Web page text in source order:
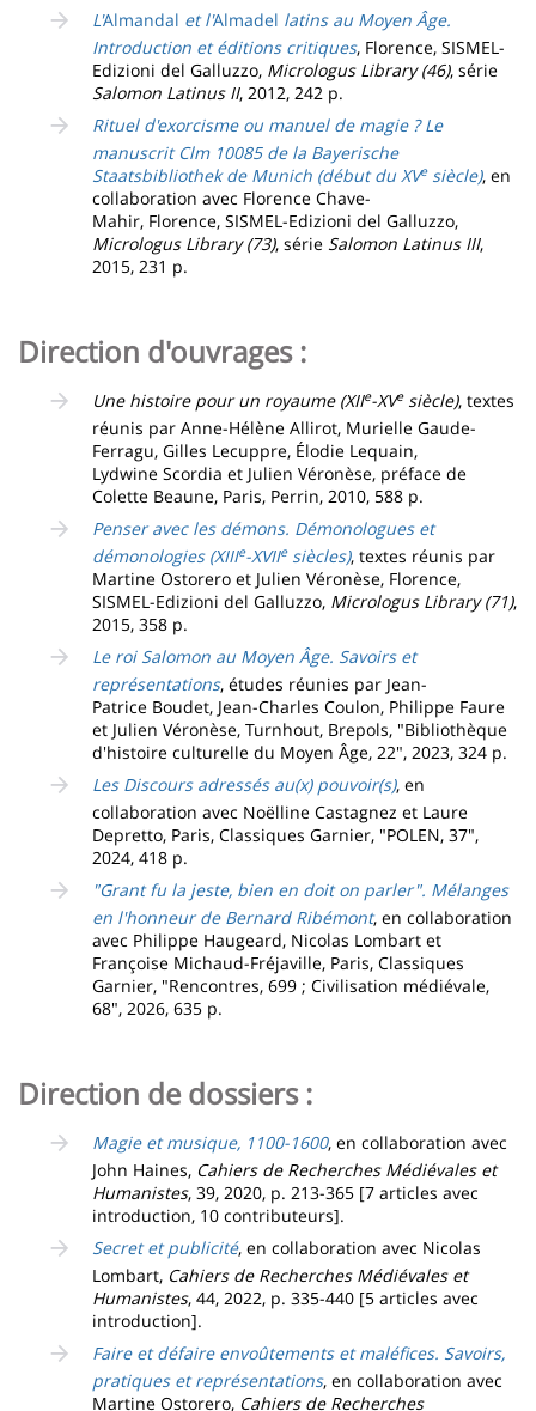
L' Almandal et l'Almadel latins au Moyen Âge.
Introduction et éditions critiques, Florence, SISMEL-
Edizioni del Galluzzo, Micrologus Library (46), série
Salomon Latinus II, 2012, 242 p.
Rituel d'exorcisme ou manuel de magie ? Le
manuscrit Clm 10085 de la Bayerische
Staatsbibliothek de Munich (début du XVesiècle), en
collaboration avec Florence Chave-
Mahir, Florence, SISMEL-Edizioni del Galluzzo,
Micrologus Library (73), série Salomon Latinus III,
2015, 231 p.
Direction d'ouvrages :
Une histoire pour un royaume (XIIe-XVesiècle), textes
réunis par Anne-Hélène Allirot, Murielle Gaude-
Ferragu, Gilles Lecuppre, Élodie Lequain,
Lydwine Scordia et Julien Véronèse, préface de
Colette Beaune, Paris, Perrin, 2010, 588 p.
Penser avec les démons. Démonologues et
démonologies (XIIIe-XVIIesiècles), textes réunis par
Martine Ostorero et Julien Véronèse, Florence,
SISMEL-Edizioni del Galluzzo, Micrologus Library (71),
2015, 358 p.
Le roi Salomon au Moyen Âge. Savoirs et
représentations, études réunies par Jean-
Patrice Boudet, Jean-Charles Coulon, Philippe Faure
et Julien Véronèse, Turnhout, Brepols, "Bibliothèque
d'histoire culturelle du Moyen Âge, 22", 2023, 324 p.
Les Discours adressés au(x) pouvoir(s), en
collaboration avec Noëlline Castagnez et Laure
Depretto, Paris, Classiques Garnier, "POLEN, 37",
2024, 418 p.
"Grant fu la jeste, bien en doit on parler". Mélanges
en l'honneur de Bernard Ribémont, en collaboration
avec Philippe Haugeard, Nicolas Lombart et
Françoise Michaud-Fréjaville, Paris, Classiques
Garnier, "Rencontres, 699 ; Civilisation médiévale,
68", 2026, 635 p.
Direction de dossiers :
Magie et musique, 1100-1600, en collaboration avec
John Haines, Cahiers de Recherches Médiévales et
Humanistes, 39, 2020, p. 213-365 [7 articles avec
introduction, 10 contributeurs].
Secret et publicité, en collaboration avec Nicolas
Lombart, Cahiers de Recherches Médiévales et
Humanistes, 44, 2022, p. 335-440 [5 articles avec
introduction].
Faire et défaire envoûtements et maléfices. Savoirs,
pratiques et représentations, en collaboration avec
Martine Ostorero, Cahiers de Recherches